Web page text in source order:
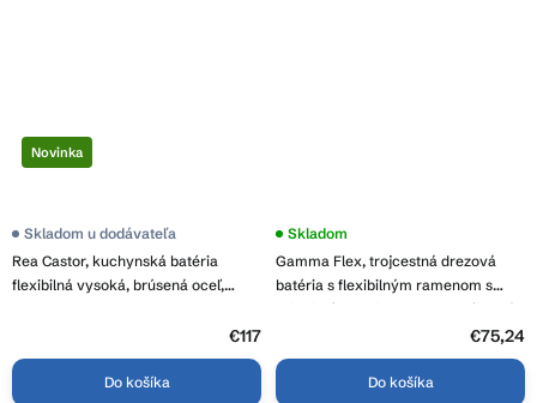
Novinka
Rea Castor, kuchynská batéria
flexibilná vysoká, brúsená oceľ,
Skladom u dodávateľa
€117
Do košíka
Gamma Flex, trojcestná drezová
batéria s flexibilným ramenom s
pripojením na filter vody, chrómová-
čierna matná, GMA-BFXF-CH
Skladom
€75,24
Do košíka